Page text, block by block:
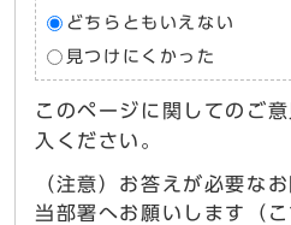
どちらともいえない
見つけにくかった
このページに関してのご
入ください。
（注意）お答えが必要な
当部署へお願いします（